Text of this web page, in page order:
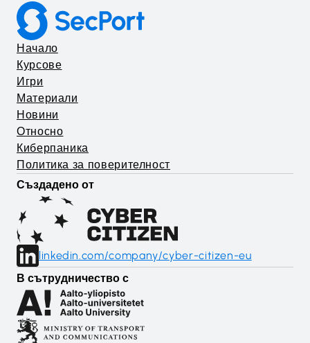
Начало
Курсове
Игри
Материали
Новини
Относно
Киберпаника
Политика за поверителност
Създадено от
linkedin.com/company/cyber-citizen-eu
В сътрудничество с